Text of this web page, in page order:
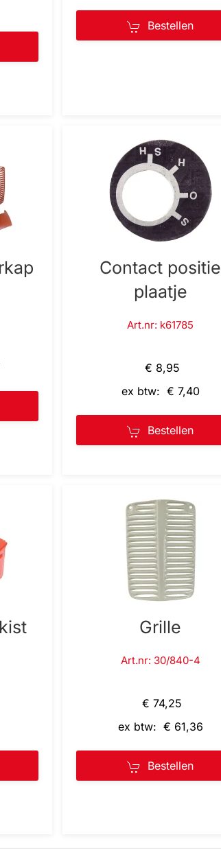
Bestellen
Contact positie
plaatje
Art.nr: k61785
€ 8,95
ex btw: € 7,40
Bestellen
Grille
Art.nr: 30/840-4
€ 74,25
ex btw: € 61,36
Bestellen